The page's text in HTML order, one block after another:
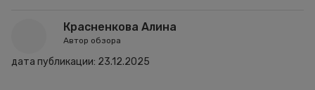
Красненкова Алина
Автор обзора
дата публикации: 23.12.2025